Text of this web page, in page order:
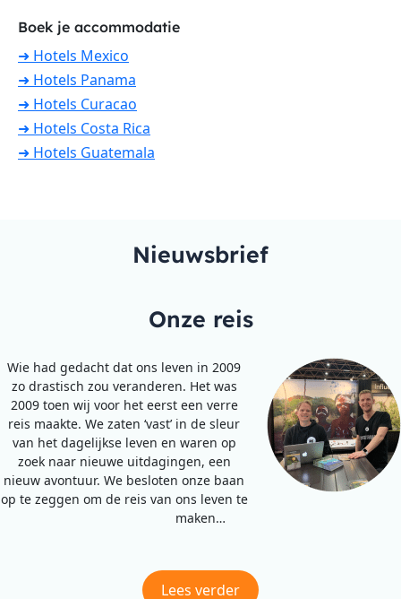
Boek je accommodatie
➜ Hotels Mexico
➜ Hotels Panama
➜ Hotels Curacao
➜ Hotels Costa Rica
➜ Hotels Guatemala
Nieuwsbrief
Onze reis
Wie had gedacht dat ons leven in 2009
zo drastisch zou veranderen. Het was
2009 toen wij voor het eerst een verre
reis maakte. We zaten ‘vast’ in de sleur
van het dagelijkse leven en waren op
zoek naar nieuwe uitdagingen, een
nieuw avontuur. We besloten onze baan
op te zeggen om de reis van ons leven te
maken…
Lees verder